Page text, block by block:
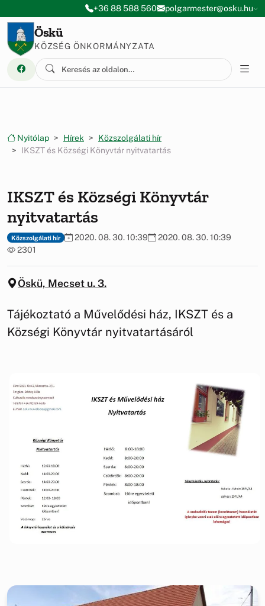
Ugrás a menüre
Ugrás a tartalomra+36 88 588 560 polgarmester@osku.hu
Öskü
KÖZSÉG ÖNKORMÁNYZATA
Nyitólap Hírek
Közszolgálati hír
IKSZT és Községi Könyvtár nyitvatartás
IKSZT és Községi Könyvtár
nyitvatartás
Közszolgálati hír 2020. 08. 30. 10:39
2020. 08. 30. 10:39
2301
Öskü, Mecset u. 3.
Tájékoztató a Művelődési ház, IKSZT és a
Községi Könyvtár nyitvatartásáról